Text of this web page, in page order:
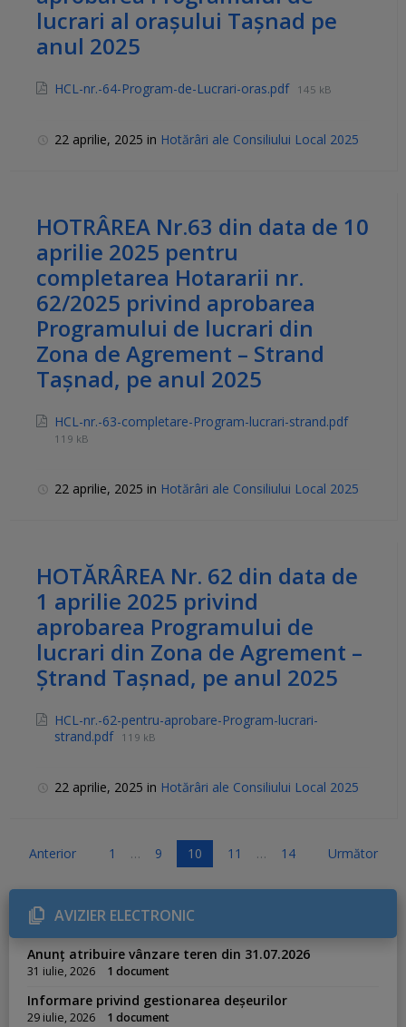
lucrari al orașului Tașnad pe
anul 2025
HCL-nr.-64-Program-de-Lucrari-oras.pdf 145 kB
22 aprilie, 2025 in Hotărâri ale Consiliului Local 2025
HOTRÂREA Nr.63 din data de 10
aprilie 2025 pentru
completarea Hotararii nr.
62/2025 privind aprobarea
Programului de lucrari din
Zona de Agrement – Strand
Tașnad, pe anul 2025
HCL-nr.-63-completare-Program-lucrari-strand.pdf
119 kB
22 aprilie, 2025 in Hotărâri ale Consiliului Local 2025
HOTĂRÂREA Nr. 62 din data de
1 aprilie 2025 privind
aprobarea Programului de
lucrari din Zona de Agrement –
Ștrand Tașnad, pe anul 2025
HCL-nr.-62-pentru-aprobare-Program-lucrari-
strand.pdf 119 kB
22 aprilie, 2025 in Hotărâri ale Consiliului Local 2025
g
n
Anterior 1 … 9 10 11 … 14 Următor
AVIZIER ELECTRONIC
Anunț atribuire vânzare teren din 31.07.2026
31 iulie, 2026 1 document
Informare privind gestionarea deșeurilor
29 iulie, 2026 1 document